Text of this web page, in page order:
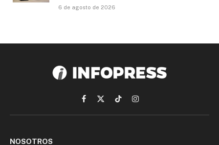
6 de agosto de 2026
Facebook
X
(Twitter)
TikTokInstagram
NOSOTROS